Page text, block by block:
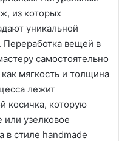
из которых
уникальной
Переработка вещей в
самостоятельно
мягкость и толщина
лежит
косичка, которую
или узелковое
в стиле handmade